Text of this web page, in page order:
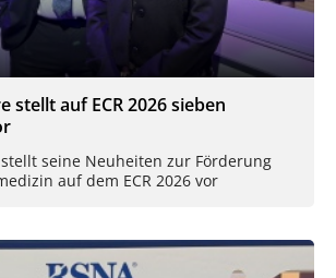
stellt auf ECR 2026 sieben
stellt seine Neuheiten zur Förderung
auf dem ECR 2026 vor